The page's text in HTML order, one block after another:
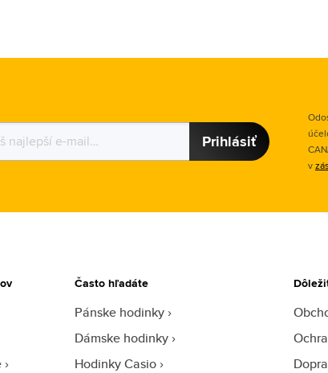
Prihlásiť
v
Často hľadáte
Pánske hodinky
Dámske hodinky
Hodinky Casio